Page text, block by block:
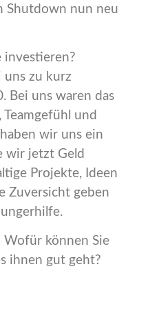
Shutdown nun neu
investieren?
uns zu kurz
Bei uns waren das
und
wir uns ein
wir jetzt Geld
Projekte, Ideen
Zuversicht geben
Wofür können Sie
ihnen gut geht?